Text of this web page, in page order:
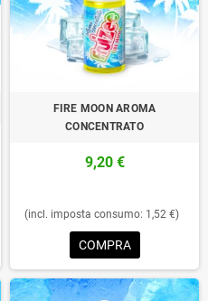
FIRE MOON AROMA
CONCENTRATO
9,20 €
(incl. imposta consumo: 1,52 €)
COMPRA